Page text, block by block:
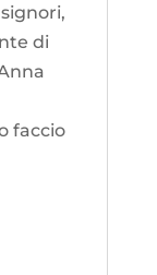
di
faccio